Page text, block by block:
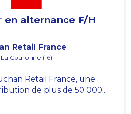
en alternance F/H
Retail France
La Couronne (16)
Retail France, une
de plus de 50 000...